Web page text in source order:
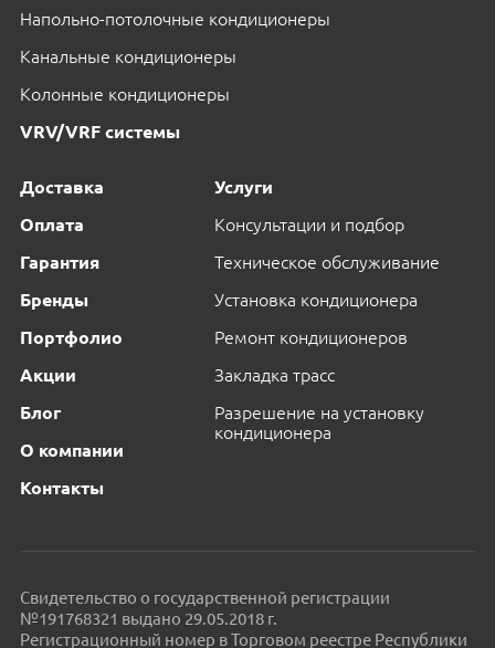
Напольно-потолочные кондиционеры
Канальные кондиционеры
Колонные кондиционеры
VRV/VRF системы
Доставка
Оплата
Гарантия
Бренды
Портфолио
Акции
Блог
О компании
Контакты
Услуги
Консультации и подбор
Техническое обслуживание
Установка кондиционера
Ремонт кондиционеров
Закладка трасс
Разрешение на установку
кондиционера
Свидетельство о государственной регистрации
№191768321 выдано 29.05.2018 г.
Регистрационный номер в Торговом реестре Республики